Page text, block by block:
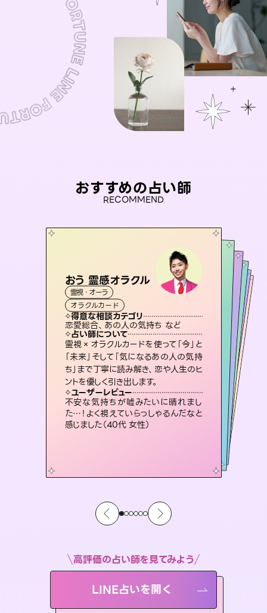
おすすめの占い師
RECOMMEND
おう 霊感オラクル
霊視・オーラ
オラクルカード
得意な相談カテゴリ
恋愛総合、あの人の気持ち など
占い師について
霊視×オラクルカードを使って「今」と
「未来」そして「気になるあの人の気持
ち」まで丁寧に読み解き、恋や人生のヒ
ントを優しく引き出します。
ユーザーレビュー
不安な気持ちが嘘みたいに晴れまし
た…！よく視えていらっしゃるんだなと
感じました（40代 女性）
セラピスト理恵
霊視・オーラ
スピリチュアル・リーディング
得意な相談カテゴリ
片想い、二人の未来、年の差 など
占い師について
連絡再開、復縁、成就などの報告実績
多数。セラピストとして2万超の施術経
験があるからこそできる鑑定で、より良
い未来をサポートします。
ユーザーレビュー
とても心温まる鑑定でした。しかもこち
らは何も言っていないのに視えていらっ
しゃるんだなと驚きです（30代女性）
アイリス -iris-
西洋占星術
ルーン
得意な相談カテゴリ
恋愛総合、片想い、二人の未来 など
占い師について
復縁、恋愛、不倫の行方、同性愛や片
思い、仕事関係や借金問題まで知りた
いことや心の負担になっていることを
紐解き、背中をそっと押して導きます。
ユーザーレビュー
安心感のあり、言い切ってくれる所や濁
さない鑑定のおかげで、毎回自分の気
持ちを整えられます（30代 男性）
彗望
霊視・オーラ
スピリチュアル・リーディング
得意な相談カテゴリ
片想い、あの人の気持ち、復縁 など
占い師について
3,700年以上の歴史を持つ東洋最古の占術「易占」で詳細まで占い、幸せへ向かう道筋を示します。厳しい結果にも具体的な対策をお伝えします。
ユーザーレビュー
複雑な背景もしっかり聞いて鑑定して
いただけました。気持ちが楽になりまし
た（50代 女性）
未来視師＊花
スピリチュアル・リーディング
得意な相談カテゴリ
出逢い、片想い、復縁 など
占い師について
未来には何パターンもの選択肢があり
ます。不安で視えにくくなっているあな
たの素敵な未来を見つけ、その未来を
選択できるようアドバイスします。
ユーザーレビュー
職場の人の性質や人間関係、本心など
本当によく視えていてびっくり。対策が
打てて前向きになれます（40代）
霊視・オーラ タロット
スピリチュアル・リーディング
得意な相談カテゴリ
片想い、あの人の気持ち、復縁 など
占い師について
恋愛のお悩みの中でも特に「曖昧な関
係」の相談を得意としており、友達以上
恋人未満なお相手との今後や本音を丁
寧に読み解き恋愛成就へと導きます。
ユーザーレビュー
鑑定していただいてアドバイス通りに行
動すると仲が復活してきました。ありが
とうございました（40代 女性）
高評価の占い師を見てみよう
LINE占いを開く